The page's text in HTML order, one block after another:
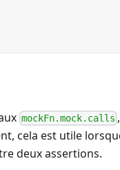
mockFn.mock.calls ,
cela est utile
deux assertions.